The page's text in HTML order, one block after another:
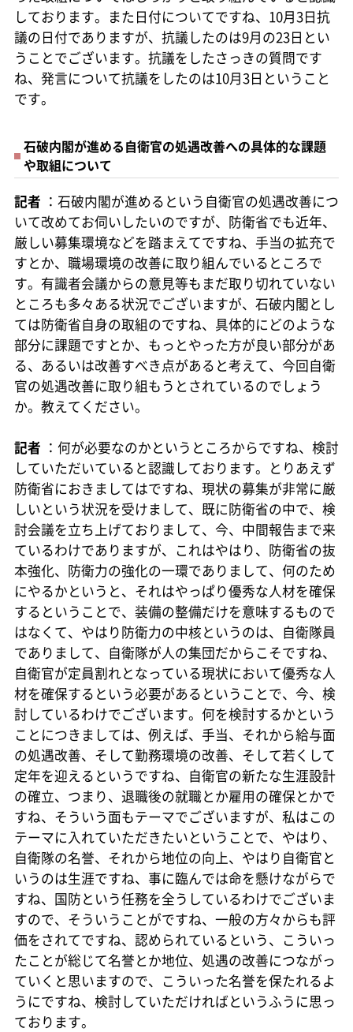
しております。また日付についてですね、10月3日抗
議の日付でありますが、抗議したのは9月の23日とい
うことでございます。抗議をしたさっきの質問です
ね、発言について抗議をしたのは10月3日ということ
です。
石破内閣が進める自衛官の処遇改善への具体的な課題
や取組について
記者 ：石破内閣が進めるという自衛官の処遇改善につ
いて改めてお伺いしたいのですが、防衛省でも近年、
厳しい募集環境などを踏まえてですね、手当の拡充で
すとか、職場環境の改善に取り組んでいるところで
す。有識者会議からの意見等もまだ取り切れていない
ところも多々ある状況でございますが、石破内閣とし
ては防衛省自身の取組のですね、具体的にどのような
部分に課題ですとか、もっとやった方が良い部分があ
る、あるいは改善すべき点があると考えて、今回自衛
官の処遇改善に取り組もうとされているのでしょう
か。教えてください。
記者 ：何が必要なのかというところからですね、検討
していただいていると認識しております。とりあえず
防衛省におきましてはですね、現状の募集が非常に厳
しいという状況を受けまして、既に防衛省の中で、検
討会議を立ち上げておりまして、今、中間報告まで来
ているわけでありますが、これはやはり、防衛省の抜
本強化、防衛力の強化の一環でありまして、何のため
にやるかというと、それはやっぱり優秀な人材を確保
するということで、装備の整備だけを意味するもので
はなくて、やはり防衛力の中核というのは、自衛隊員
でありまして、自衛隊が人の集団だからこそですね、
自衛官が定員割れとなっている現状において優秀な人
材を確保するという必要があるということで、今、検
討しているわけでございます。何を検討するかという
ことにつきましては、例えば、手当、それから給与面
の処遇改善、そして勤務環境の改善、そして若くして
定年を迎えるというですね、自衛官の新たな生涯設計
の確立、つまり、退職後の就職とか雇用の確保とかで
すね、そういう面もテーマでございますが、私はこの
テーマに入れていただきたいということで、やはり、
自衛隊の名誉、それから地位の向上、やはり自衛官と
いうのは生涯ですね、事に臨んでは命を懸けながらで
すね、国防という任務を全うしているわけでございま
すので、そういうことがですね、一般の方々からも評
価をされてですね、認められているという、こういっ
たことが総じて名誉とか地位、処遇の改善につながっ
ていくと思いますので、こういった名誉を保たれるよ
うにですね、検討していただければというふうに思っ
ております。